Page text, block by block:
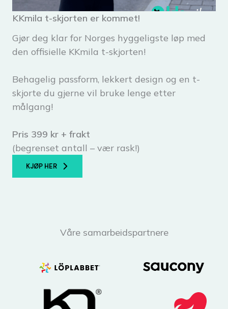
KKmila t-skjorten er kommet!
Gjør deg klar for Norges hyggeligste løp med
den offisielle KKmila t-skjorten!
Behagelig passform, lekkert design og en t-
skjorte du gjerne vil bruke lenge etter
målgang!
Pris 399 kr + frakt
(begrenset antall – vær rask!)
KJØP HER
Våre samarbeidspartnere